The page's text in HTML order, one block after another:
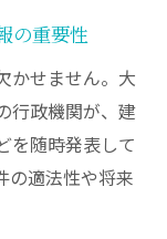
を読むポイ
最新資料と
の相談方法
方と活かし
の重要性
かせません。大
行政機関が、建
を随時発表して
の適法性や将来